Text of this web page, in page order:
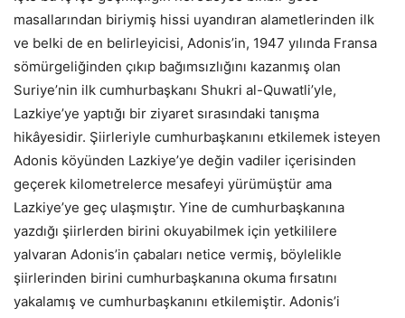
masallarından biriymiş hissi uyandıran alametlerinden ilk
ve belki de en belirleyicisi, Adonis’in, 1947 yılında Fransa
sömürgeliğinden çıkıp bağımsızlığını kazanmış olan
Suriye’nin ilk cumhurbaşkanı Shukri al-Quwatli’yle,
Lazkiye’ye yaptığı bir ziyaret sırasındaki tanışma
hikâyesidir. Şiirleriyle cumhurbaşkanını etkilemek isteyen
Adonis köyünden Lazkiye’ye değin vadiler içerisinden
geçerek kilometrelerce mesafeyi yürümüştür ama
Lazkiye’ye geç ulaşmıştır. Yine de cumhurbaşkanına
yazdığı şiirlerden birini okuyabilmek için yetkililere
yalvaran Adonis’in çabaları netice vermiş, böylelikle
şiirlerinden birini cumhurbaşkanına okuma fırsatını
yakalamış ve cumhurbaşkanını etkilemiştir. Adonis’i